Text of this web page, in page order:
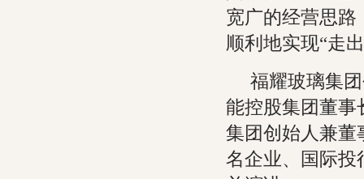
宽广的经营思路
顺利地实现“走
福耀玻璃集
能控股集团董事
集团创始人兼董
名企业、国际投